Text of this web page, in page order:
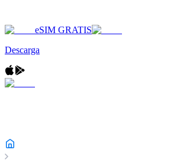
eSIM GRATIS
Descarga